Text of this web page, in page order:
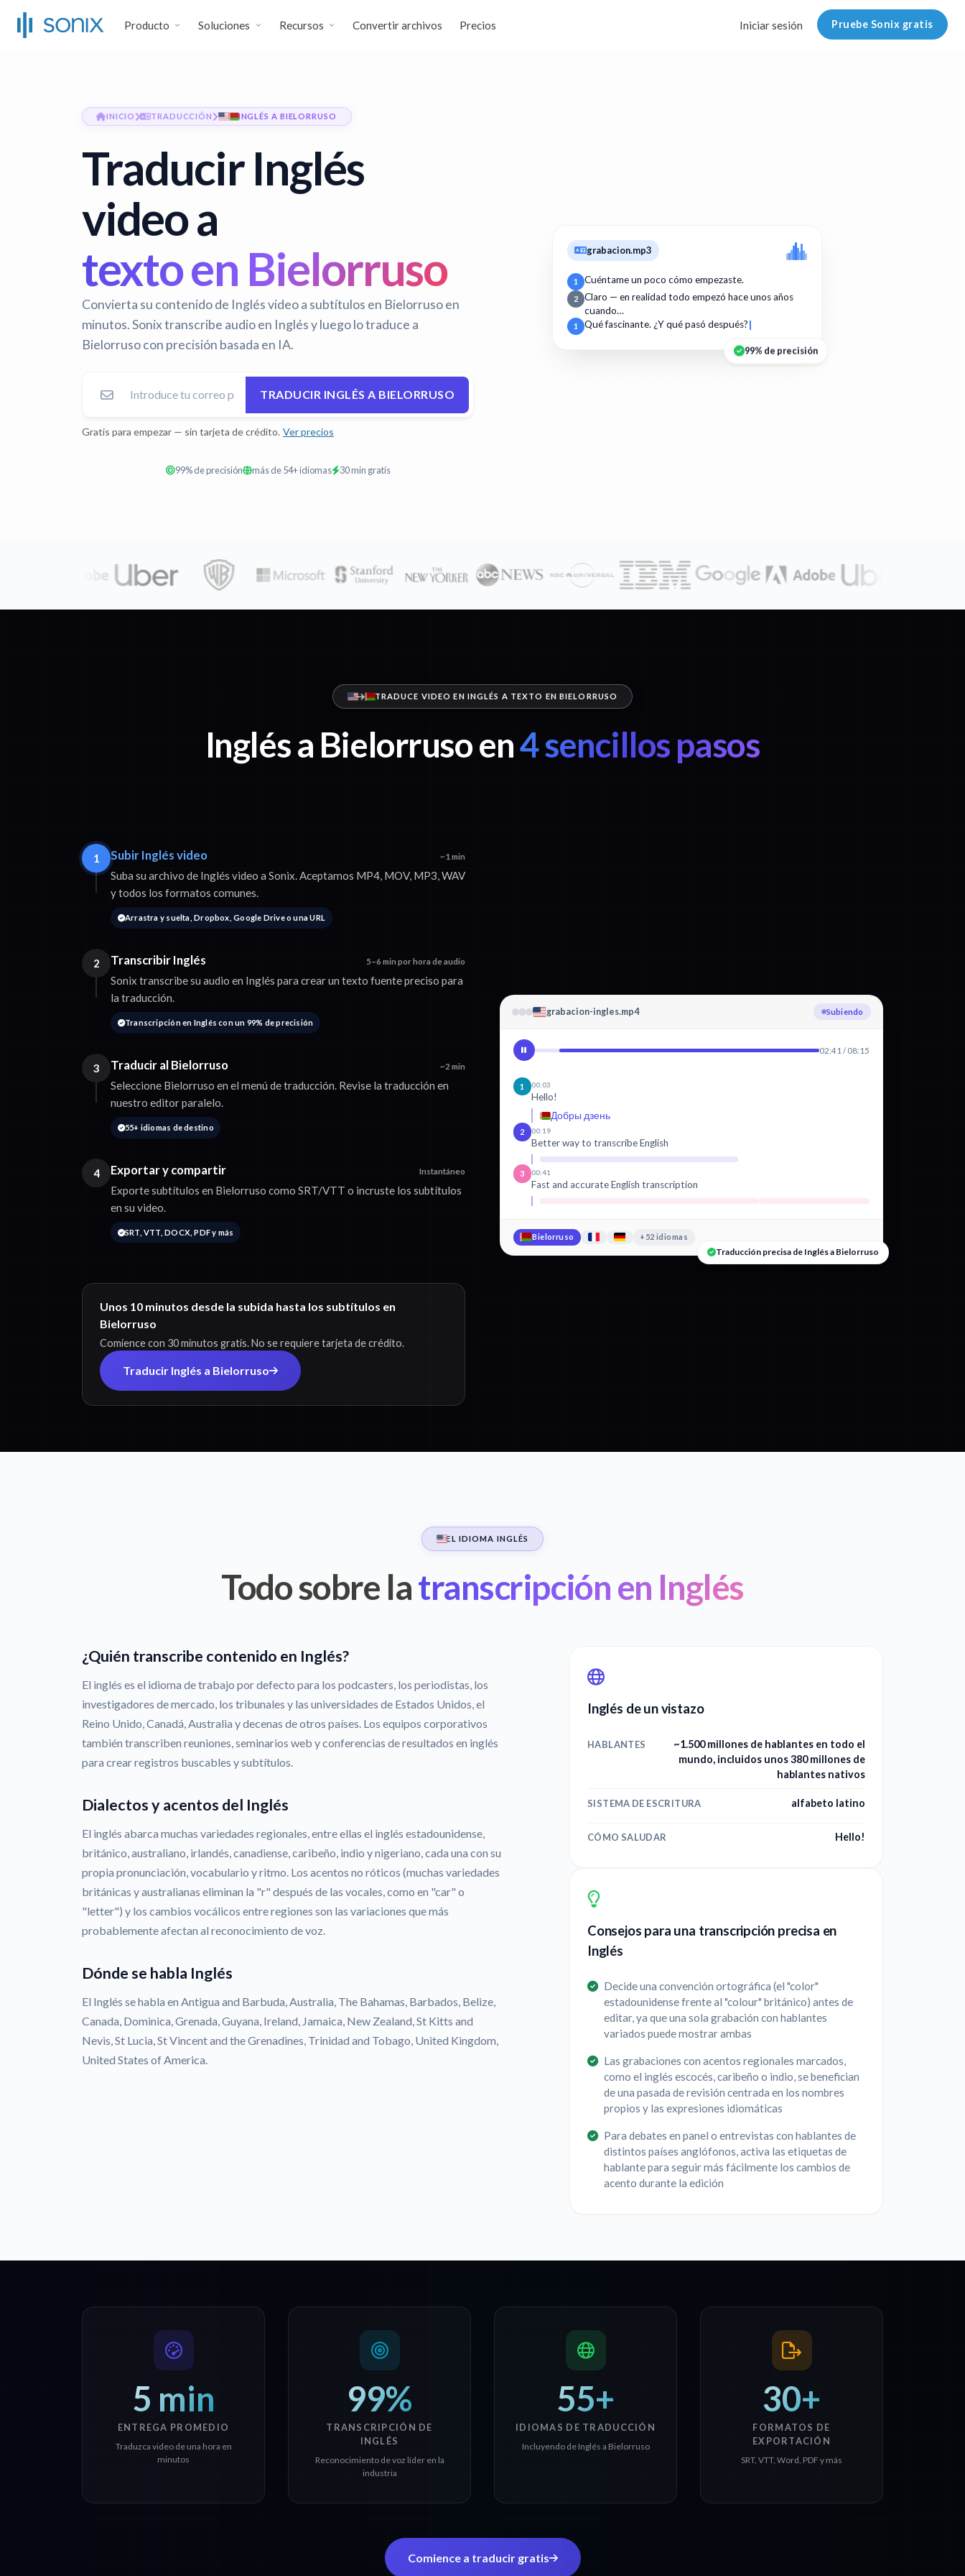
Producto Soluciones Recursos Convertir archivos Precios Iniciar sesión Pruebe Sonix gratis
INICIO TRADUCCIÓN INGLÉS A BIELORRUSO
Traducir Inglés
video a
texto en Bielorruso
Convierta su contenido de Inglés video a subtítulos en Bielorruso en
minutos. Sonix transcribe audio en Inglés y luego lo traduce a
Bielorruso con precisión basada en IA.
TRADUCIR INGLÉS A BIELORRUSO
Gratis para empezar — sin tarjeta de crédito. Ver precios
99% de precisión más de 54+ idiomas 30 min gratis
grabacion.mp3
1 Cuéntame un poco cómo empezaste.
2
Claro — en realidad todo empezó hace unos años
cuando…
1 Qué fascinante. ¿Y qué pasó después?
99% de precisión
TRADUCE VIDEO EN INGLÉS A TEXTO EN BIELORRUSO
Inglés a Bielorruso en4 sencillos pasos
1 Subir Inglés video ~1 min
Suba su archivo de Inglés video a Sonix. Aceptamos MP4, MOV, MP3, WAV
y todos los formatos comunes.
Arrastra y suelta, Dropbox, Google Drive o una URL
2 Transcribir Inglés 5–6 min por hora de audio
Sonix transcribe su audio en Inglés para crear un texto fuente preciso para
la traducción.
Transcripción en Inglés con un 99% de precisión
3 Traducir al Bielorruso ~2 min
Seleccione Bielorruso en el menú de traducción. Revise la traducción en
nuestro editor paralelo.
55+ idiomas de destino
4 Exportar y compartir Instantáneo
Exporte subtítulos en Bielorruso como SRT/VTT o incruste los subtítulos
en su video.
SRT, VTT, DOCX, PDF y más
Unos 10 minutos desde la subida hasta los subtítulos en
Bielorruso
Comience con 30 minutos gratis. No se requiere tarjeta de crédito.
Traducir Inglés a Bielorruso
grabacion-ingles.mp4 Transcribiendo Inglés
02:41 / 08:15
1 00:03
Hello!
Добры дзень
2 00:19
Better way to transcribe English
3 00:41
Fast and accurate English transcription
Bielorruso +52 idiomas
Traducción precisa de Inglés a Bielorruso
EL IDIOMA INGLÉS
Todo sobre latranscripción en Inglés
¿Quién transcribe contenido en Inglés?
El inglés es el idioma de trabajo por defecto para los podcasters, los periodistas, los
investigadores de mercado, los tribunales y las universidades de Estados Unidos, el
Reino Unido, Canadá, Australia y decenas de otros países. Los equipos corporativos
también transcriben reuniones, seminarios web y conferencias de resultados en inglés
para crear registros buscables y subtítulos.
Dialectos y acentos del Inglés
El inglés abarca muchas variedades regionales, entre ellas el inglés estadounidense,
británico, australiano, irlandés, canadiense, caribeño, indio y nigeriano, cada una con su
propia pronunciación, vocabulario y ritmo. Los acentos no róticos (muchas variedades
británicas y australianas eliminan la "r" después de las vocales, como en "car" o
"letter") y los cambios vocálicos entre regiones son las variaciones que más
probablemente afectan al reconocimiento de voz.
Dónde se habla Inglés
El Inglés se habla en Antigua and Barbuda, Australia, The Bahamas, Barbados, Belize,
Canada, Dominica, Grenada, Guyana, Ireland, Jamaica, New Zealand, St Kitts and
Nevis, St Lucia, St Vincent and the Grenadines, Trinidad and Tobago, United Kingdom,
United States of America.
Inglés de un vistazo
HABLANTES
~1.500 millones de hablantes en todo el
mundo, incluidos unos 380 millones de
hablantes nativos
SISTEMA DE ESCRITURA alfabeto latino
CÓMO SALUDAR Hello!
Consejos para una transcripción precisa en
Inglés
Decide una convención ortográfica (el "color"
estadounidense frente al "colour" británico) antes de
editar, ya que una sola grabación con hablantes
variados puede mostrar ambas
Las grabaciones con acentos regionales marcados,
como el inglés escocés, caribeño o indio, se benefician
de una pasada de revisión centrada en los nombres
propios y las expresiones idiomáticas
Para debates en panel o entrevistas con hablantes de
distintos países anglófonos, activa las etiquetas de
hablante para seguir más fácilmente los cambios de
acento durante la edición
5 min
ENTREGA PROMEDIO
Traduzca video de una hora en
minutos
99%
TRANSCRIPCIÓN DE
INGLÉS
Reconocimiento de voz líder en la
industria
55+
IDIOMAS DE TRADUCCIÓN
Incluyendo de Inglés a Bielorruso
30+
FORMATOS DE
EXPORTACIÓN
SRT, VTT, Word, PDF y más
Comience a traducir gratis